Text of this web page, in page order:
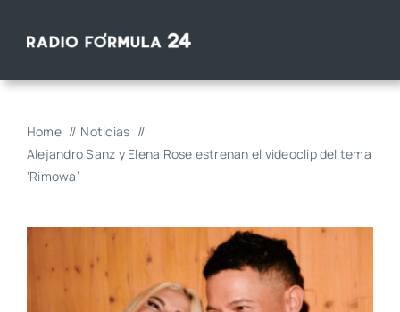
Home
Noticias
Alejandro Sanz y Elena Rose estrenan el videoclip del tema
‘Rimowa’